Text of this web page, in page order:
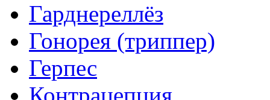
Гарднереллёз
Гонорея (триппер)
Герпес